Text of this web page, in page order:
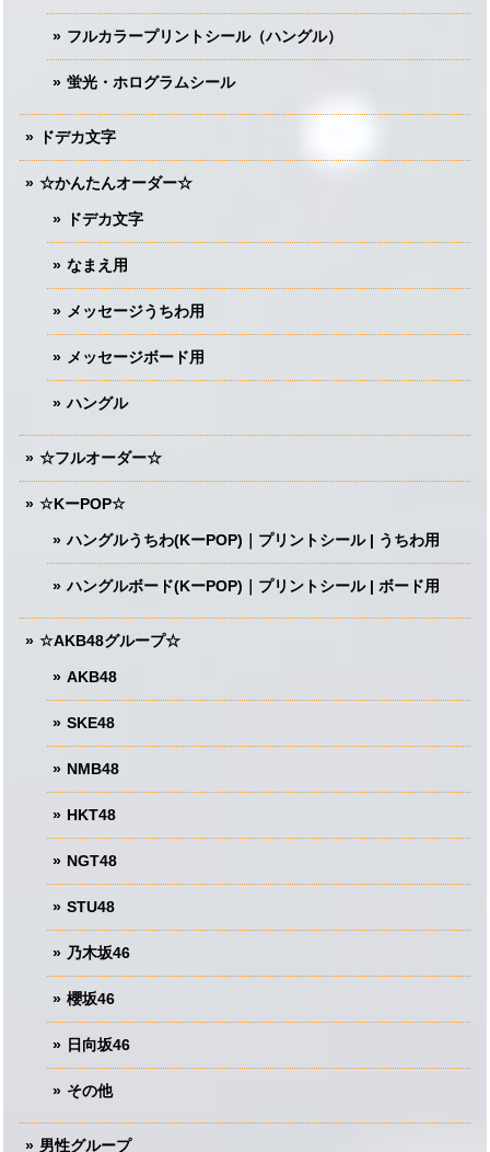
フルカラープリントシール（ハングル）
蛍光・ホログラムシール
ドデカ文字
☆かんたんオーダー☆
ドデカ文字
なまえ用
メッセージうちわ用
メッセージボード用
ハングル
☆フルオーダー☆
☆KーPOP☆
ハングルうちわ(KーPOP)｜プリントシール | うちわ用
ハングルボード(KーPOP)｜プリントシール | ボード用
☆AKB48グループ☆
AKB48
SKE48
NMB48
HKT48
NGT48
STU48
乃木坂46
櫻坂46
日向坂46
その他
男性グループ